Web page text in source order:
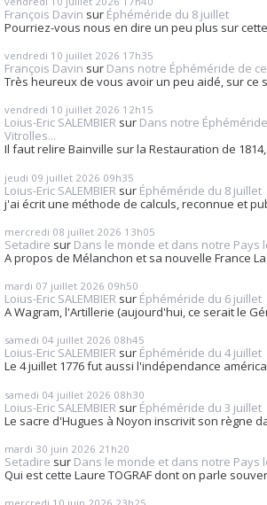
François Davin sur Éphéméride du 8 juillet
Pourriez-vous nous en dire un peu plus sur
vendredi 10 juillet 2026 17h35
François Davin sur Dans notre Éphéméride de
Très heureux de vous avoir un peu aidé, sur ce
vendredi 10 juillet 2026 12h15
Loius-Eric SALEMBIER sur Dans notre
Vitrolles...
Il faut relire Bainville sur la Restauration de
jeudi 09 juillet 2026 09h35
Loius-Eric SALEMBIER sur Éphéméride du 8 juillet
j'ai écrit une méthode de calculs, reconnue et
mercredi 08 juillet 2026 13h05
Setadire sur Dans le monde et dans notre Pays
A propos de Mélanchon et sa nouvelle France
mardi 07 juillet 2026 09h50
Loius-Eric SALEMBIER sur Éphéméride du 6 juillet
A Wagram, l'Artillerie (aujourd'hui, ce serait le
samedi 04 juillet 2026 08h45
Loius-Eric SALEMBIER sur Éphéméride du 4 juillet
Le 4 juillet 1776 fut aussi l'indépendance
samedi 04 juillet 2026 08h30
Loius-Eric SALEMBIER sur Éphéméride du 3 juillet
Le sacre d'Hugues à Noyon inscrivit son règne
mardi 30 juin 2026 21h20
Setadire sur Dans le monde et dans notre Pays
Qui est cette Laure TOGRAF dont on parle